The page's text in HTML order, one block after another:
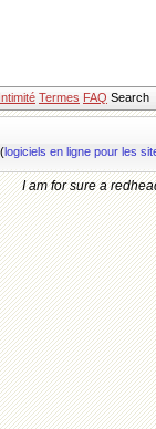
Intimité Termes FAQ Search
(logiciels en ligne pour les
I am for sure a